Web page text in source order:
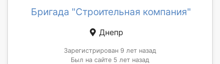
Бригада "Строительная компания"
Днепр
Зарегистрирован 9 лет назад
Был на сайте 5 лет назад